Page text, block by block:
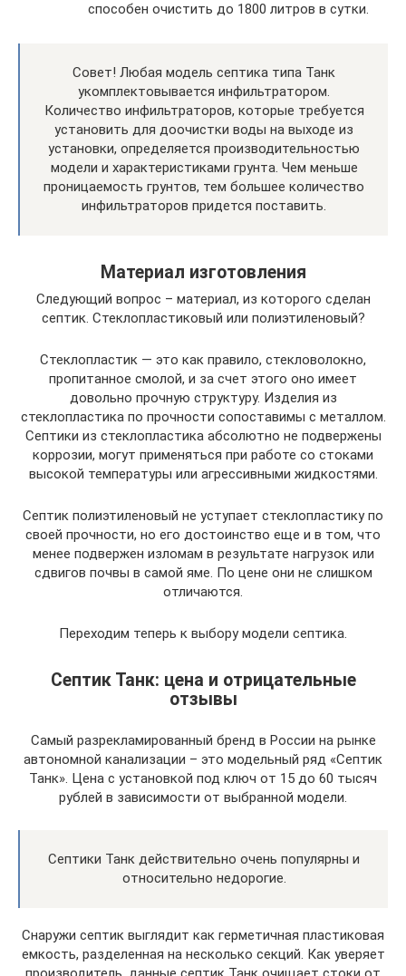
способен очистить до 1800 литров в сутки.
Совет! Любая модель септика типа Танк
укомплектовывается инфильтратором.
Количество инфильтраторов, которые требуется
установить для доочистки воды на выходе из
установки, определяется производительностью
модели и характеристиками грунта. Чем меньше
проницаемость грунтов, тем большее количество
инфильтраторов придется поставить.
Материал изготовления
Следующий вопрос – материал, из которого сделан
септик. Стеклопластиковый или полиэтиленовый?
Стеклопластик — это как правило, стекловолокно,
пропитанное смолой, и за счет этого оно имеет
довольно прочную структуру. Изделия из
стеклопластика по прочности сопоставимы с металлом.
Септики из стеклопластика абсолютно не подвержены
коррозии, могут применяться при работе со стоками
высокой температуры или агрессивными жидкостями.
Септик полиэтиленовый не уступает стеклопластику по
своей прочности, но его достоинство еще и в том, что
менее подвержен изломам в результате нагрузок или
сдвигов почвы в самой яме. По цене они не слишком
отличаются.
Переходим теперь к выбору модели септика.
Септик Танк: цена и отрицательные
отзывы
Самый разрекламированный бренд в России на рынке
автономной канализации – это модельный ряд «Септик
Танк». Цена с установкой под ключ от 15 до 60 тысяч
рублей в зависимости от выбранной модели.
Септики Танк действительно очень популярны и
относительно недорогие.
Снаружи септик выглядит как герметичная пластиковая
емкость, разделенная на несколько секций. Как уверяет